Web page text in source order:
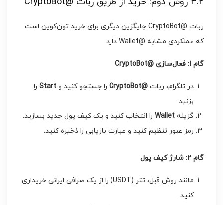
ربات @CryptoBot جایگزین دیگری برای خرید تون‌کوین است
که عملکردی مشابه @Wallet دارد.
گام 1: فعال‌سازی @CryptoBot
در تلگرام، ربات @CryptoBot را جستجو کنید و Start را
بزنید.
گزینه Wallet را انتخاب کنید و یک کیف پول جدید بسازید.
رمز عبور تنظیم کنید و عبارت بازیابی را ذخیره کنید.
گام 2: شارژ کیف پول
مانند روش قبل، تتر (USDT) را از یک صرافی ایرانی خریداری
کنید.